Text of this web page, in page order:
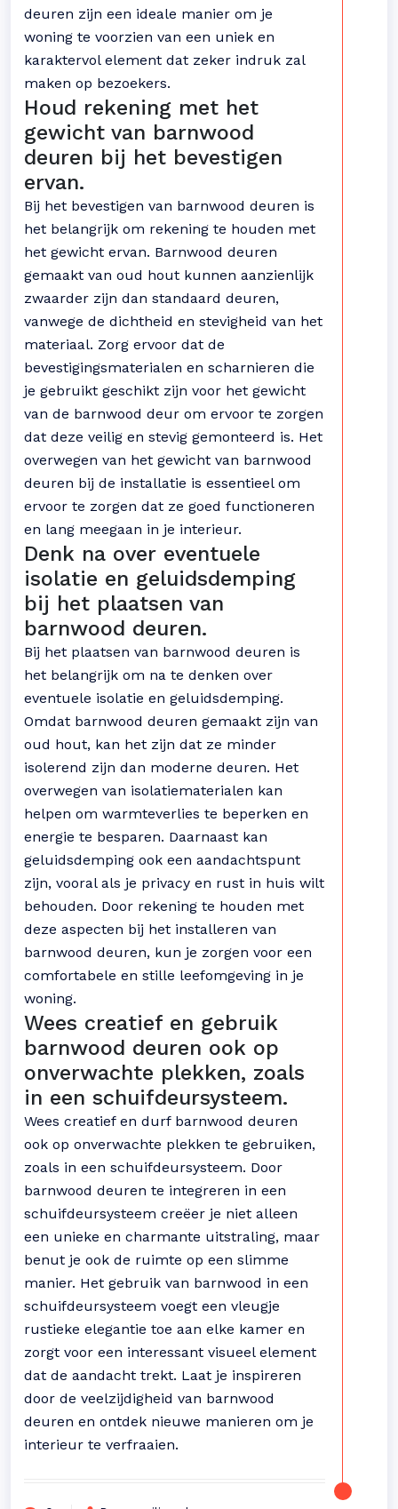
deuren zijn een ideale manier om je
woning te voorzien van een uniek en
karaktervol element dat zeker indruk zal
maken op bezoekers.
Houd rekening met het
gewicht van barnwood
deuren bij het bevestigen
ervan.
Bij het bevestigen van barnwood deuren is
het belangrijk om rekening te houden met
het gewicht ervan. Barnwood deuren
gemaakt van oud hout kunnen aanzienlijk
zwaarder zijn dan standaard deuren,
vanwege de dichtheid en stevigheid van het
materiaal. Zorg ervoor dat de
bevestigingsmaterialen en scharnieren die
je gebruikt geschikt zijn voor het gewicht
van de barnwood deur om ervoor te zorgen
dat deze veilig en stevig gemonteerd is. Het
overwegen van het gewicht van barnwood
deuren bij de installatie is essentieel om
ervoor te zorgen dat ze goed functioneren
en lang meegaan in je interieur.
Denk na over eventuele
isolatie en geluidsdemping
bij het plaatsen van
barnwood deuren.
Bij het plaatsen van barnwood deuren is
het belangrijk om na te denken over
eventuele isolatie en geluidsdemping.
Omdat barnwood deuren gemaakt zijn van
oud hout, kan het zijn dat ze minder
isolerend zijn dan moderne deuren. Het
overwegen van isolatiematerialen kan
helpen om warmteverlies te beperken en
energie te besparen. Daarnaast kan
geluidsdemping ook een aandachtspunt
zijn, vooral als je privacy en rust in huis wilt
behouden. Door rekening te houden met
deze aspecten bij het installeren van
barnwood deuren, kun je zorgen voor een
comfortabele en stille leefomgeving in je
woning.
Wees creatief en gebruik
barnwood deuren ook op
onverwachte plekken, zoals
in een schuifdeursysteem.
Wees creatief en durf barnwood deuren
ook op onverwachte plekken te gebruiken,
zoals in een schuifdeursysteem. Door
barnwood deuren te integreren in een
schuifdeursysteem creëer je niet alleen
een unieke en charmante uitstraling, maar
benut je ook de ruimte op een slimme
manier. Het gebruik van barnwood in een
schuifdeursysteem voegt een vleugje
rustieke elegantie toe aan elke kamer en
zorgt voor een interessant visueel element
dat de aandacht trekt. Laat je inspireren
door de veelzijdigheid van barnwood
deuren en ontdek nieuwe manieren om je
interieur te verfraaien.